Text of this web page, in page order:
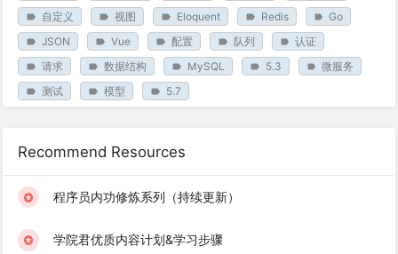
自定义
视图 Eloquent Redis
Go
JSON
Vue 配置 队列
认证
请求
数据结构 MySQL 5.3
微服务
测试
模型 5.7
Recommend Resources
程序员内功修炼系列（持续更新）
学院君优质内容计划&学习步骤